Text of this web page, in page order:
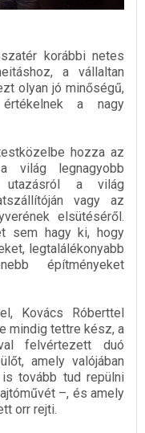
korábbi netes
a vállaltan
olyan jó minőségű,
a nagy
hozza az
világ legnagyobb
utazásról a világ
vagy az
elsütéséről.
sem hagy ki, hogy
legtalálékonyabb
építményeket
Kovács Róberttel
mindig tettre kész, a
felvértezett duó
amely valójában
tovább tud repülni
–, és amely
orr rejti.